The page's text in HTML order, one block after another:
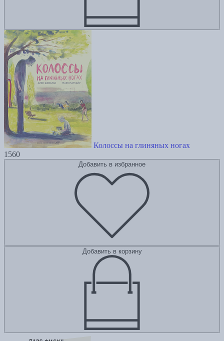
Колоссы на глиняных ногах
1560
Добавить в избранное
Добавить в корзину